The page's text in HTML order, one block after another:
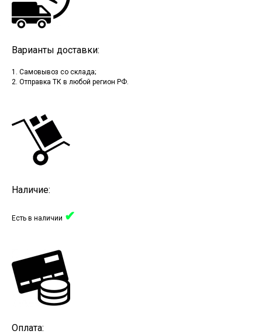
Варианты доставки:
1. Самовывоз со склада;
2. Отправка ТК в любой регион РФ.
Наличие:
Есть в наличии ✔
Оплата: